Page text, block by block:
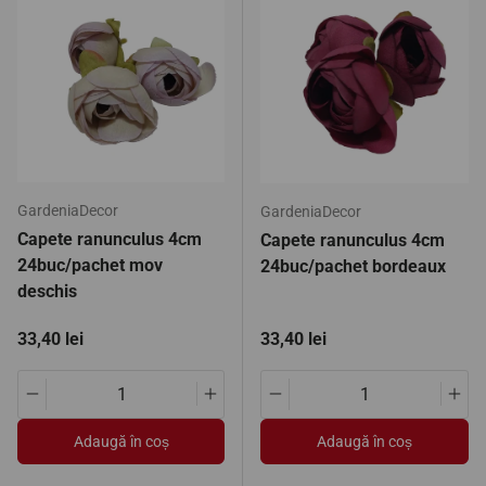
GardeniaDecor
Capete ranunculus 4cm
24buc/pachet mov
deschis
Preț standard
33,40 lei
Translation missing: ro.products.product.quantity.decrease
Translation missing:
Adaugă în coș
GardeniaDecor
Capete ranunculus 4cm
24buc/pachet bordeaux
Preț standard
33,40 lei
Translation missing:
Adaugă în coș